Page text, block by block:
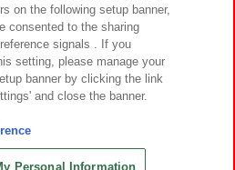
Amusement Inc.
Amusement Lab Inc.
Co., Ltd. All Rights Reserved.
on the following setup banner,
consented to the sharing
signals . If you
setting, please manage your
banner by clicking the link
and close the banner.
Personal Information